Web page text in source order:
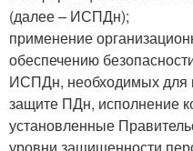
(далее – ИСПДн);
применение
обеспечению
ИСПДн, необходимых для
защите ПДн, исполнение
установленные